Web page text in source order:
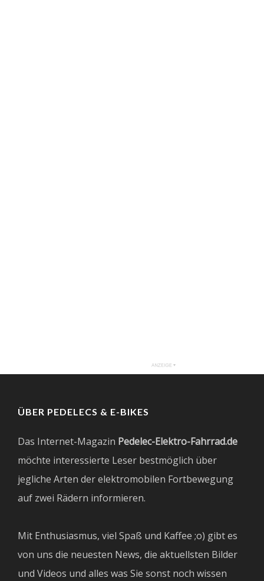
ÜBER PEDELECS & E-BIKES
Das Internet-Magazin Pedelec-Elektro-Fahrrad.de
möchte interessierte Leser bestmöglich über
jegliche Arten der elektromobilen Fortbewegung
auf zwei Rädern informieren.
Mit Enthusiasmus, viel Spaß und Kaffee ;o) gibt es
von uns die neuesten News, die aktuellsten Bilder
und Videos und alles was Sie sonst noch wissen